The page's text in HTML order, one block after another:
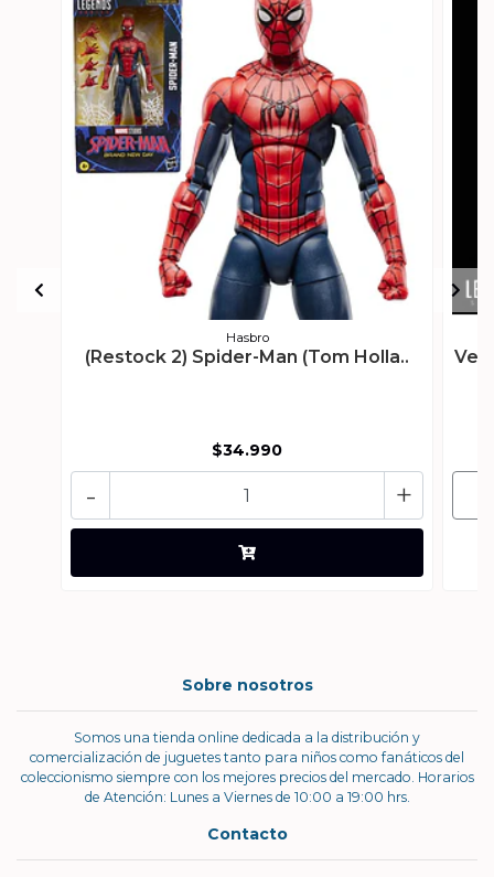
Hasbro
(Restock 2) Spider-Man (Tom Holla..
$34.990
+
-
Sobre nosotros
Somos una tienda online dedicada a la distribución y
comercialización de juguetes tanto para niños como fanáticos del
coleccionismo siempre con los mejores precios del mercado. Horarios
de Atención: Lunes a Viernes de 10:00 a 19:00 hrs.
Contacto